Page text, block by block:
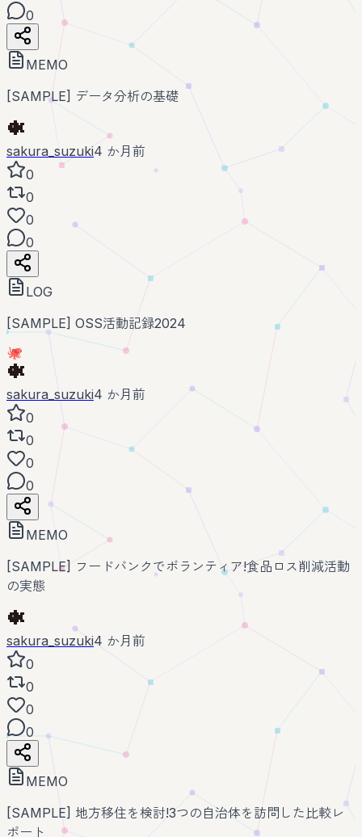
0
MEMO
[SAMPLE] データ分析の基礎
sakura_suzuki4 か月前
0
0
0
0
LOG
[SAMPLE] OSS活動記録2024
🐙
sakura_suzuki4 か月前
0
0
0
0
MEMO
[SAMPLE] フードバンクでボランティア!食品ロス削減活動
の実態
sakura_suzuki4 か月前
0
0
0
0
MEMO
[SAMPLE] 地方移住を検討!3つの自治体を訪問した比較レ
ポート